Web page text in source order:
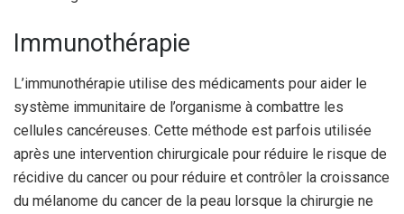
Immunothérapie
L’immunothérapie utilise des médicaments pour aider le
système immunitaire de l’organisme à combattre les
cellules cancéreuses. Cette méthode est parfois utilisée
après une intervention chirurgicale pour réduire le risque de
récidive du cancer ou pour réduire et contrôler la croissance
du mélanome du cancer de la peau lorsque la chirurgie ne